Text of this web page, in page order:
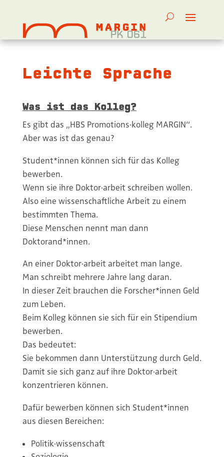
Leichte Sprache
Was ist das Kolleg?
Es gibt das „HBS Promotions·kolleg MARGIN“.
Aber was ist das genau?
Student*innen können sich für das Kolleg
bewerben.
Wenn sie ihre Doktor·arbeit schreiben wollen.
Also eine wissenschaftliche Arbeit zu einem
bestimmten Thema.
Diese Menschen nennt man dann
Doktorand*innen.
An einer Doktor·arbeit arbeitet man lange.
Man schreibt mehrere Jahre lang daran.
In dieser Zeit brauchen die Forscher*innen Geld
zum Leben.
Beim Kolleg können sie sich für ein Stipendium
bewerben.
Das bedeutet:
Sie bekommen dann Unterstützung durch Geld.
Damit sie sich ganz auf ihre Doktor·arbeit
konzentrieren können.
Dafür bewerben können sich Student*innen
aus diesen Bereichen:
Politik·wissenschaft